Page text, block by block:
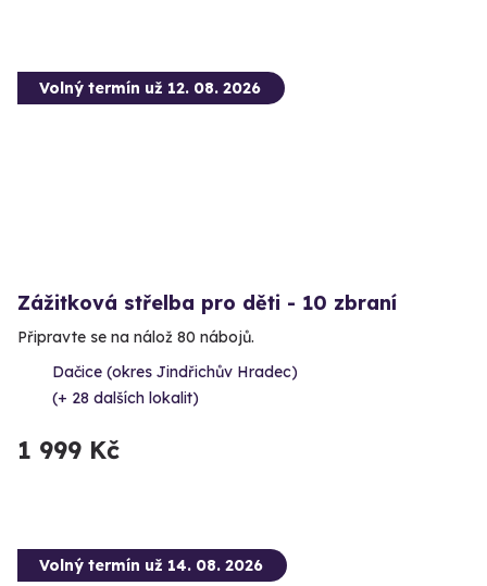
Volný termín už 12. 08. 2026
Zážitková střelba pro děti - 10 zbraní
Připravte se na nálož 80 nábojů.
Dačice (okres Jindřichův Hradec)
(+ 28 dalších lokalit)
1 999 Kč
Volný termín už 14. 08. 2026